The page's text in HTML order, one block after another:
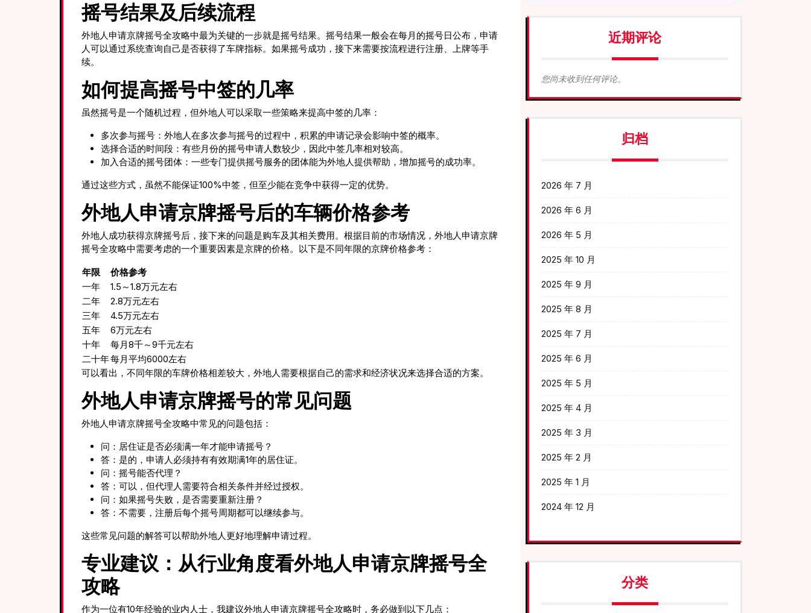
摇号结果及后续流程
外地人申请京牌摇号全攻略中最为关键的一步就是摇号结果。摇号结果一般会在每月的摇号日公布，申请
人可以通过系统查询自己是否获得了车牌指标。如果摇号成功，接下来需要按流程进行注册、上牌等手
续。
如何提高摇号中签的几率
虽然摇号是一个随机过程，但外地人可以采取一些策略来提高中签的几率：
多次参与摇号：外地人在多次参与摇号的过程中，积累的申请记录会影响中签的概率。
选择合适的时间段：有些月份的摇号申请人数较少，因此中签几率相对较高。
加入合适的摇号团体：一些专门提供摇号服务的团体能为外地人提供帮助，增加摇号的成功率。
通过这些方式，虽然不能保证100%中签，但至少能在竞争中获得一定的优势。
外地人申请京牌摇号后的车辆价格参考
外地人成功获得京牌摇号后，接下来的问题是购车及其相关费用。根据目前的市场情况，外地人申请京牌
摇号全攻略中需要考虑的一个重要因素是京牌的价格。以下是不同年限的京牌价格参考：
年限
价格参考
一年
1.5～1.8万元左右
二年
2.8万元左右
三年
4.5万元左右
五年
6万元左右
十年
每月8千～9千元左右
二十年每月平均6000左右
可以看出，不同年限的车牌价格相差较大，外地人需要根据自己的需求和经济状况来选择合适的方案。
外地人申请京牌摇号的常见问题
外地人申请京牌摇号全攻略中常见的问题包括：
问：居住证是否必须满一年才能申请摇号？
答：是的，申请人必须持有有效期满1年的居住证。
问：摇号能否代理？
答：可以，但代理人需要符合相关条件并经过授权。
问：如果摇号失败，是否需要重新注册？
答：不需要，注册后每个摇号周期都可以继续参与。
这些常见问题的解答可以帮助外地人更好地理解申请过程。
专业建议：从行业角度看外地人申请京牌摇号全
攻略
作为一位有10年经验的业内人士，我建议外地人申请京牌摇号全攻略时，务必做到以下几点：
近期评论
您尚未收到任何评论。
归档
2026 年 7 月
2026 年 6 月
2026 年 5 月
2025 年 10 月
2025 年 9 月
2025 年 8 月
2025 年 7 月
2025 年 6 月
2025 年 5 月
2025 年 4 月
2025 年 3 月
2025 年 2 月
2025 年 1 月
2024 年 12 月
分类